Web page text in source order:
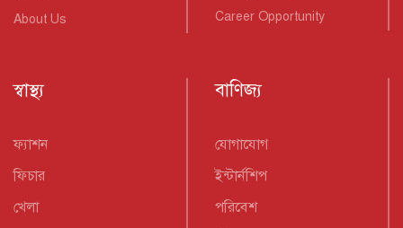
About Us
Career Opportunity
স্বাস্থ্য
ফ্যাশন
ফিচার
খেলা
বাণিজ্য
যোগাযোগ
ইন্টার্নশিপ
পরিবেশ